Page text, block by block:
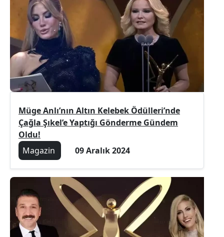
Müge Anlı’nın Altın Kelebek Ödülleri’nde
Çağla Şıkel’e Yaptığı Gönderme Gündem
Oldu!
Magazin
09 Aralık 2024